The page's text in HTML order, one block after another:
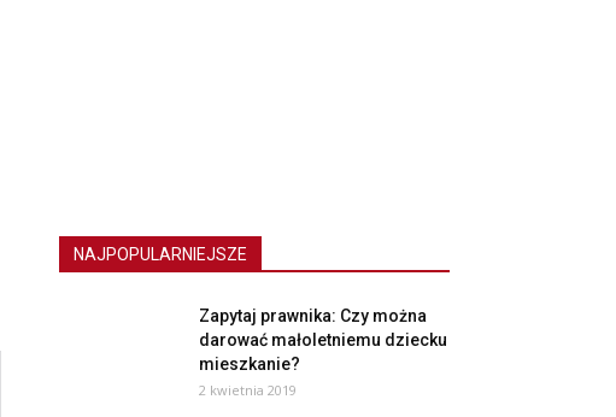
NAJPOPULARNIEJSZE
Zapytaj prawnika: Czy można
darować małoletniemu dziecku
mieszkanie?
2 kwietnia 2019